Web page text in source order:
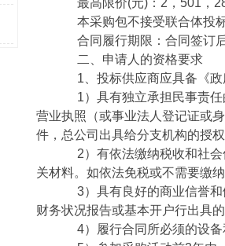
最高限价(元)：2，501，
本采购包不接受联合体投
合同履行期限：合同签订后
二、申请人的资格要求
1、投标供应商应具备《政
1）具有独立承担民事责任
营业执照（或事业法人登记证或
件，总公司出具给分支机构的授权
2）有依法缴纳税收和社会
关材料。如依法免税或不需要缴
3）具有良好的商业信誉和
财务状况报告或基本开户行出具的
4）履行合同所必须的设备